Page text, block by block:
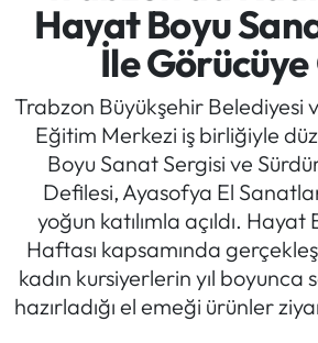
Hayat Boyu
İle Görücüye
Trabzon Büyükşehir Belediyesi
Eğitim Merkezi iş birliğiyle
Boyu Sanat Sergisi ve
Defilesi, Ayasofya El
yoğun katılımla açıldı.
Haftası kapsamında
kadın kursiyerlerin yıl boyunca
hazırladığı el emeği ürünler
Kültür/Sanat
Politika
Politik Kulis
Dünya
Magazin
Mektup Galeri
Süper Lig Puan Durumu ve
Tüm Manşetler
Son Dakika Haberleri
Haber Arşivi